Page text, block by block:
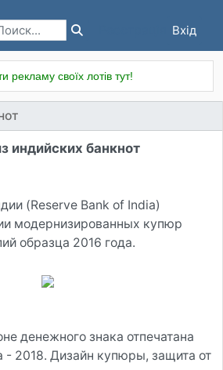
Вхід
рекламу своїх лотів тут!
индийских банкнот
(Reserve Bank of India)
модернизированных купюр
образца 2016 года.
денежного знака отпечатана
- 2018. Дизайн купюры, защита от